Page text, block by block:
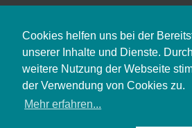
Cookies helfen uns bei der
unserer Inhalte und Dienste.
weitere Nutzung der Webseite
der Verwendung von Cookies zu.
Mehr erfahren...
2026 Musikschule Schöneck-